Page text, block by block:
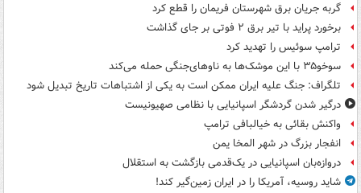
گربه جریان برق شهرستان فریمان را قطع کرد
برخورد پراید با تیر برق ۲ فوتی بر جای گذاشت
ترامپ سوئیس را تهدید کرد
سوخو۳۵ با این موشک‌ها به ناوهای‌جنگی حمله می‌کند
تلگراف: جنگ علیه ایران ممکن است به یکی از اشتباهات تاریخ تبدیل شود
درگیر شدن گردشگر اسپانیایی با نظامی صهیونیست
واکنش بقائی به خیالبافی ترامپ
انفجار بزرگ در شهر المخا یمن
دروازه‌بان اسپانیایی در یک‌قدمی بازگشت به استقلال
شاید روسیه، آمریکا را در ایران زمین‌گیر کند!